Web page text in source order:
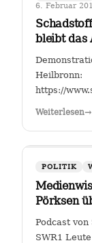
6. Februar
bleibt das
Heilbronn:
https://
Weiterlesen→
POLITIK
Pörksen
Podcast
SWR1